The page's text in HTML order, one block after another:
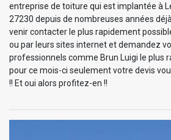
entreprise de toiture qui est implantée à
27230 depuis de nombreuses années
venir contacter le plus rapidement
ou par leurs sites internet et demandez
professionnels comme Brun Luigi le plus
pour ce mois-ci seulement votre devis
!! Et oui alors profitez-en !!